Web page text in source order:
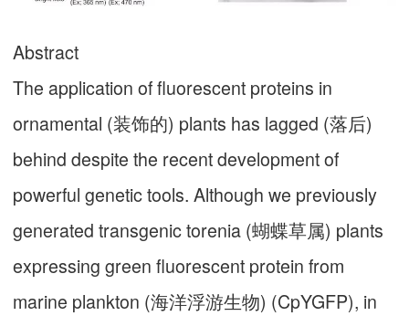
Abstract
The application of fluorescent proteins in
ornamental (装饰的) plants has lagged (落后)
behind despite the recent development of
powerful genetic tools. Although we previously
generated transgenic torenia (蝴蝶草属) plants
expressing green fluorescent protein from
marine plankton (海洋浮游生物) (CpYGFP), in